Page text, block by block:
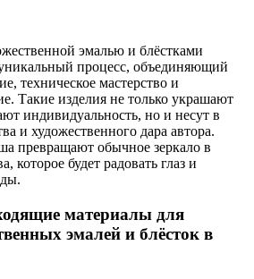
эмалью и блёстками
процесс, объединяющий
техническое мастерство и
Такие изделия не только украшают
индивидуальность, но и несут в
и художественного дара автора.
превращают обычное зеркало в
которое будет радовать глаз и
материалы для
эмалей и блёсток в